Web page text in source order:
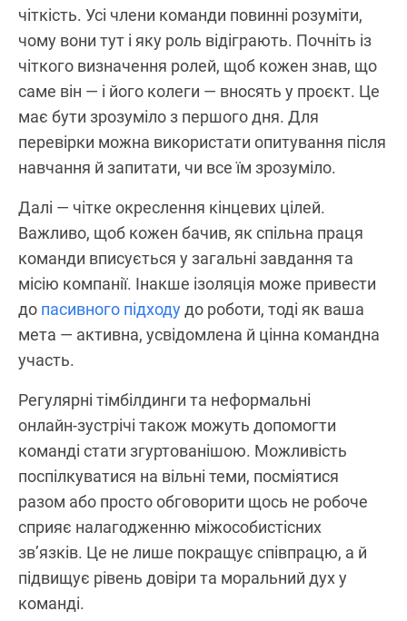
чіткість. Усі члени команди повинні розуміти,
чому вони тут і яку роль відіграють. Почніть із
чіткого визначення ролей, щоб кожен знав, що
саме він — і його колеги — вносять у проєкт. Це
має бути зрозуміло з першого дня. Для
перевірки можна використати опитування після
навчання й запитати, чи все їм зрозуміло.
Далі — чітке окреслення кінцевих цілей.
Важливо, щоб кожен бачив, як спільна праця
команди вписується у загальні завдання та
місію компанії. Інакше ізоляція може привести
до пасивного підходудо роботи, тоді як ваша
мета — активна, усвідомлена й цінна командна
участь.
Регулярні тімбілдинги та неформальні
онлайн‑зустрічі також можуть допомогти
команді стати згуртованішою. Можливість
поспілкуватися на вільні теми, посміятися
разом або просто обговорити щось не робоче
сприяє налагодженню міжособистісних
зв’язків. Це не лише покращує співпрацю, а й
підвищує рівень довіри та моральний дух у
команді.